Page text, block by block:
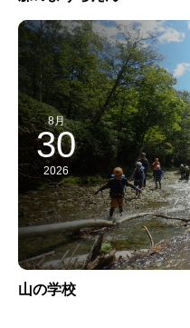
8月
30
2026
山の学校